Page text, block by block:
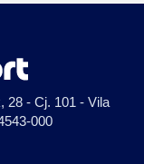
28 - Cj. 101 - Vila
000